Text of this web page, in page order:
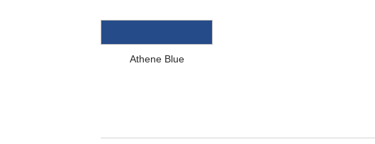
Athene Blue